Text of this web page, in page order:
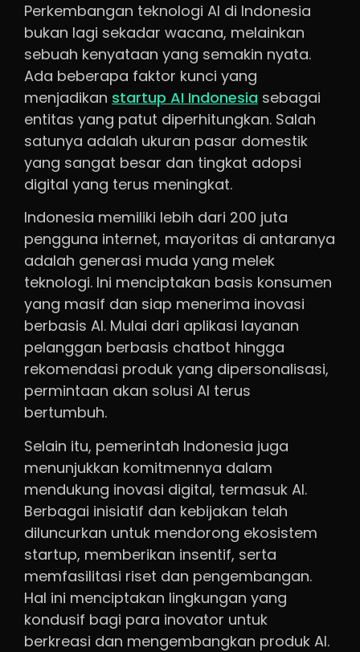
Perkembangan teknologi AI di Indonesia
bukan lagi sekadar wacana, melainkan
sebuah kenyataan yang semakin nyata.
Ada beberapa faktor kunci yang
menjadikan startup AI Indonesia sebagai
entitas yang patut diperhitungkan. Salah
satunya adalah ukuran pasar domestik
yang sangat besar dan tingkat adopsi
digital yang terus meningkat.
Indonesia memiliki lebih dari 200 juta
pengguna internet, mayoritas di antaranya
adalah generasi muda yang melek
teknologi. Ini menciptakan basis konsumen
yang masif dan siap menerima inovasi
berbasis AI. Mulai dari aplikasi layanan
pelanggan berbasis chatbot hingga
rekomendasi produk yang dipersonalisasi,
permintaan akan solusi AI terus
bertumbuh.
Selain itu, pemerintah Indonesia juga
menunjukkan komitmennya dalam
mendukung inovasi digital, termasuk AI.
Berbagai inisiatif dan kebijakan telah
diluncurkan untuk mendorong ekosistem
startup, memberikan insentif, serta
memfasilitasi riset dan pengembangan.
Hal ini menciptakan lingkungan yang
kondusif bagi para inovator untuk
berkreasi dan mengembangkan produk AI.